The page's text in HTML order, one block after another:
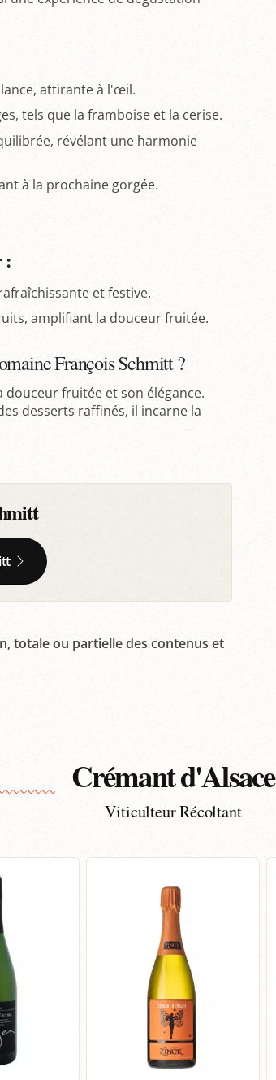
attirante à l'œil.
tels que la framboise et la cerise.
révélant une harmonie
à la prochaine gorgée.
:
et festive.
amplifiant la douceur fruitée.
François Schmitt ?
douceur fruitée et son élégance.
desserts raffinés, il incarne la
totale ou partielle des contenus et
Crémant d'Alsace
Viticulteur Récoltant